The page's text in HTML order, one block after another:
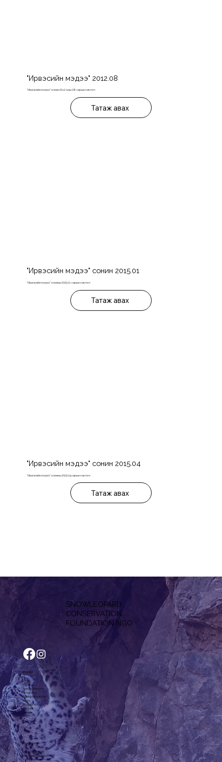
"Ирвэсийн мэдээ" 2012.08
"Ирвэсийн мэдээ" сонин 2012 оны 08 сарын хэвлэл
Татаж авах
"Ирвэсийн мэдээ" сонин 2015.01
"Ирвэсийн мэдээ" сонины 2025.01 сарын хэвлэл
Татаж авах
"Ирвэсийн мэдээ" сонин 2015.04
"Ирвэсийн мэдээ" сонины 2025.04 сарын хэвлэл
Татаж авах
SNOWLEOPARD
CONSERVATION
FOUNDATION NGO
Menu
Home
About us
Team, community
Programs
Published material
News
Collaborate
Contact
Goods
Programs
Long-term study
Livestock Risk Fund
Irves Enterprise